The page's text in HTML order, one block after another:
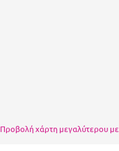
Προβολή χάρτη μεγαλύτερου